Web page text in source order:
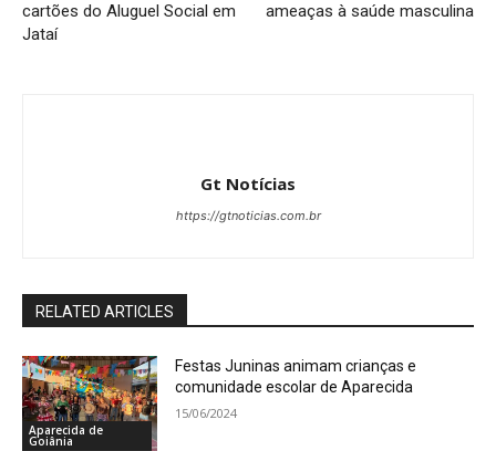
cartões do Aluguel Social em
Jataí
ameaças à saúde masculina
Gt Notícias
https://gtnoticias.com.br
RELATED ARTICLES
Aparecida de
Goiânia
Festas Juninas animam crianças e
comunidade escolar de Aparecida
15/06/2024